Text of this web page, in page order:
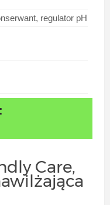
regulator pH
Care,